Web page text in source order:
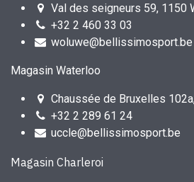
Val des seigneurs 59, 1150
+32 2 460 33 03
woluwe@bellissimosport.be
Magasin Waterloo
Chaussée de Bruxelles
+32 2 289 61 24
uccle@bellissimosport.be
Magasin Charleroi